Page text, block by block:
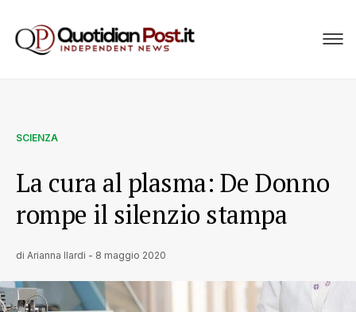
SCIENZA
La cura al plasma: De Donno
rompe il silenzio stampa
di Arianna Ilardi - 8 maggio 2020